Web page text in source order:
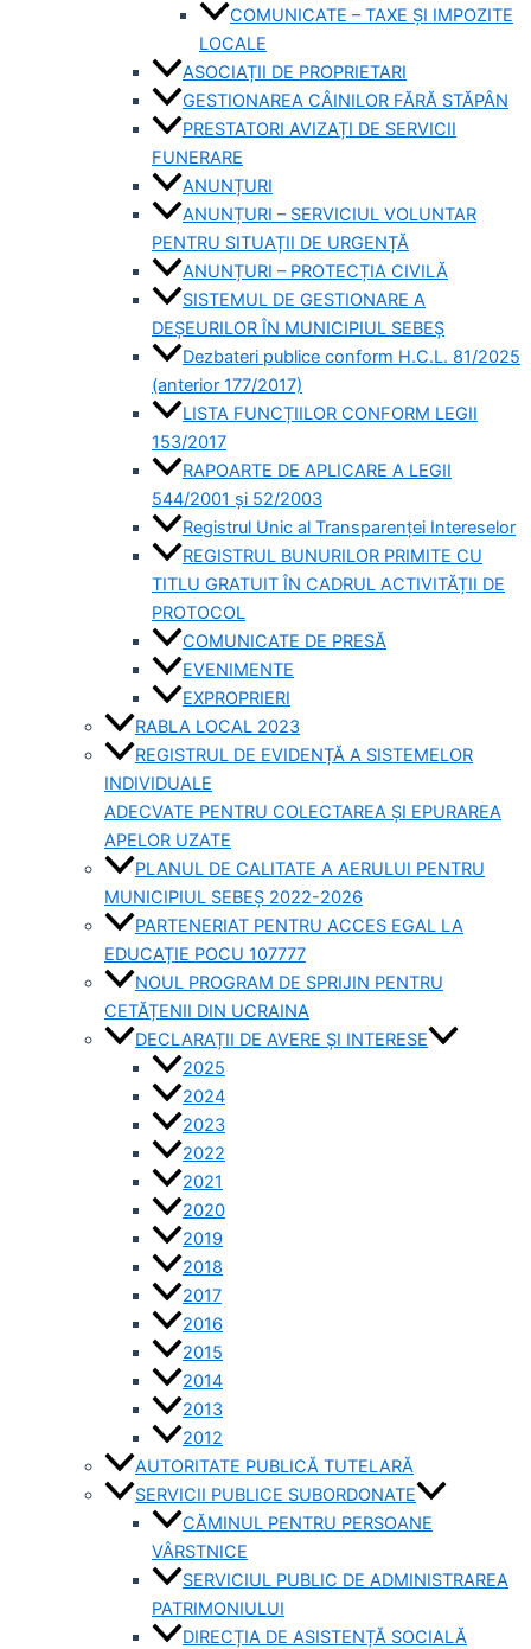
COMUNICATE – TAXE ȘI IMPOZITE
LOCALE
ASOCIAȚII DE PROPRIETARI
GESTIONAREA CÂINILOR FĂRĂ STĂPÂN
PRESTATORI AVIZAȚI DE SERVICII
FUNERARE
ANUNȚURI
ANUNȚURI – SERVICIUL VOLUNTAR
PENTRU SITUAȚII DE URGENȚĂ
ANUNȚURI – PROTECȚIA CIVILĂ
SISTEMUL DE GESTIONARE A
DEȘEURILOR ÎN MUNICIPIUL SEBEȘ
Dezbateri publice conform H.C.L. 81/2025
(anterior 177/2017)
LISTA FUNCȚIILOR CONFORM LEGII
153/2017
RAPOARTE DE APLICARE A LEGII
544/2001 și 52/2003
Registrul Unic al Transparenței Intereselor
REGISTRUL BUNURILOR PRIMITE CU
TITLU GRATUIT ÎN CADRUL ACTIVITĂȚII DE
PROTOCOL
COMUNICATE DE PRESĂ
EVENIMENTE
EXPROPRIERI
RABLA LOCAL 2023
REGISTRUL DE EVIDENȚĂ A SISTEMELOR
INDIVIDUALE
ADECVATE PENTRU COLECTAREA ȘI EPURAREA
APELOR UZATE
PLANUL DE CALITATE A AERULUI PENTRU
MUNICIPIUL SEBEȘ 2022-2026
PARTENERIAT PENTRU ACCES EGAL LA
EDUCAȚIE POCU 107777
NOUL PROGRAM DE SPRIJIN PENTRU
CETĂȚENII DIN UCRAINA
DECLARAȚII DE AVERE ȘI INTERESE
2025
2024
2023
2022
2021
2020
2019
2018
2017
2016
2015
2014
2013
2012
AUTORITATE PUBLICĂ TUTELARĂ
SERVICII PUBLICE SUBORDONATE
CĂMINUL PENTRU PERSOANE
VÂRSTNICE
SERVICIUL PUBLIC DE ADMINISTRAREA
PATRIMONIULUI
DIRECȚIA DE ASISTENȚĂ SOCIALĂ